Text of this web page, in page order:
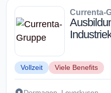
Currenta-
Vollzeit Viele Benefits